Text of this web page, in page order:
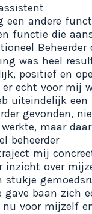
een andere
functie die
Beheerder
was heel
positief en
er echt voor mij
uiteindelijk
gevonden,
maar
beheerder
mij
inzicht over
stukje
gave baan zich
nu voor mijzelf